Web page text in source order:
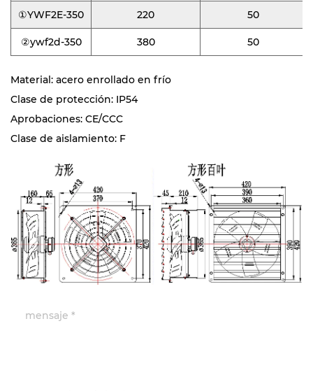
①YWF2E-350 220 50
②ywf2d-350 380 50
Material: acero enrollado en frío
Clase de protección: IP54
Aprobaciones: CE/CCC
Clase de aislamiento: F